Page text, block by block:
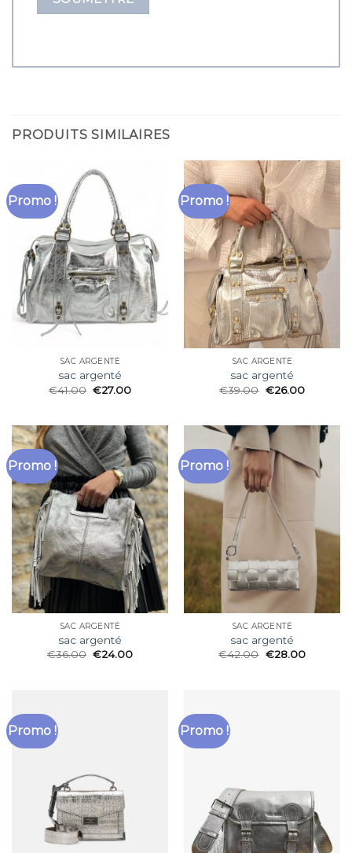
PRODUITS SIMILAIRES
Promo !
SAC ARGENTÉ
sac argenté
€41.00 €27.00
Promo !
SAC ARGENTÉ
sac argenté
€39.00 €26.00
Promo !
SAC ARGENTÉ
sac argenté
€36.00 €24.00
Promo !
SAC ARGENTÉ
sac argenté
€42.00 €28.00
Promo ! Promo !